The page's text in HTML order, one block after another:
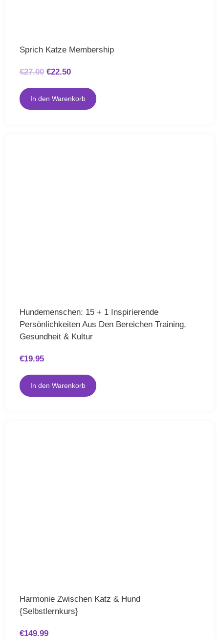
Sprich Katze Membership
€27.00 €22.50
In den Warenkorb
Hundemenschen: 15 + 1 Inspirierende
Persönlichkeiten Aus Den Bereichen Training,
Gesundheit & Kultur
€19.95
In den Warenkorb
Harmonie Zwischen Katz & Hund
{Selbstlernkurs}
€149.99